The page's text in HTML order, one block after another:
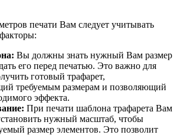
печати Вам следует учитывать
Вы должны знать нужный Вам размер
его перед печатью. Это важно для
готовый трафарет,
требуемым размерам и позволяющий
эффекта.
При печати шаблона трафарета Вам
нужный масштаб, чтобы
размер элементов. Это позволит